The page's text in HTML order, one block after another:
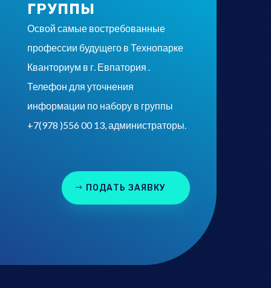
ГРУППЫ
Освой самые востребованные
профессии будущего в Технопарке
Кванториум в г. Евпатория .
Телефон для уточнения
информации по набору в группы
+7(978 )556 00 13, администраторы.
ПОДАТЬ ЗАЯВКУ